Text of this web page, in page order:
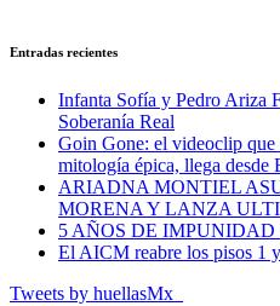
Entradas recientes
Infanta Sofía y Pedro Ariza
Soberanía Real
Goin Gone: el videoclip que
mitología épica, llega desde
ARIADNA MONTIEL
MORENA Y LANZA
5 AÑOS DE
El AICM reabre los pisos 1
Tweets by huellasMx_